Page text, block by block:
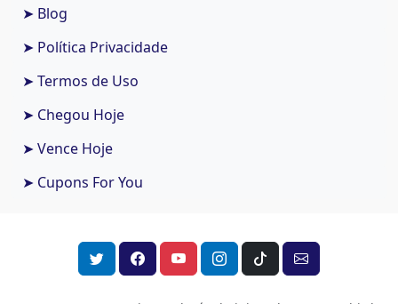
➤ Blog
➤ Política Privacidade
➤ Termos de Uso
➤ Chegou Hoje
➤ Vence Hoje
➤ Cupons For You